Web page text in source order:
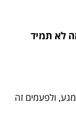
לא תמיד
מגע, ולפעמים זה